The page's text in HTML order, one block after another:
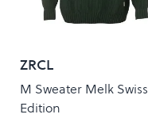
ZRCL
M Sweater Melk Swiss
Edition